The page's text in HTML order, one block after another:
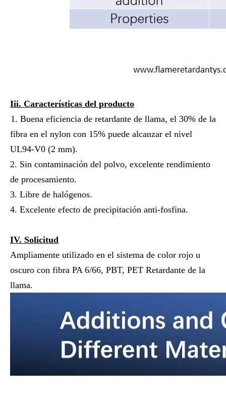
Iii. Características del producto
1. Buena eficiencia de retardante de llama, el 30% de la
fibra en el nylon con 15% puede alcanzar el nivel
UL94-V0 (2 mm).
2. Sin contaminación del polvo, excelente rendimiento
de procesamiento.
3. Libre de halógenos.
4. Excelente efecto de precipitación anti-fosfina.
IV. Solicitud
Ampliamente utilizado en el sistema de color rojo u
oscuro con fibra PA 6/66, PBT, PET Retardante de la
llama.